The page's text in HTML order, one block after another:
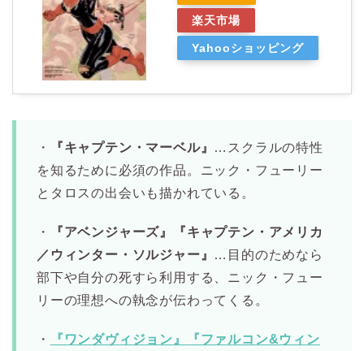
楽天市場
Yahooショッピング
・ 『キャプテン・マーベル』 …スクラルの特性
を知るために必須の作品。ニック・フューリー
とタロスの出会いも描かれている。
・
『アベンジャーズ』『キャプテン・アメリカ
／ウィンター・ソルジャー』 …目的のためなら
部下や自分の死すら利用する、ニック・フュー
リーの理想への執念が伝わってくる。
・ 『ワンダヴィジョン』
『ファルコン&ウィン